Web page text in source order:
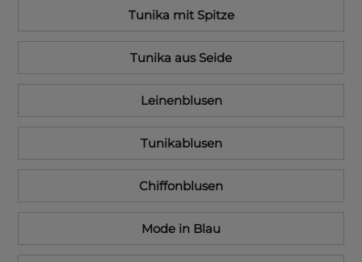
Tunika mit Spitze
Tunika aus Seide
Leinenblusen
Tunikablusen
Chiffonblusen
Mode in Blau